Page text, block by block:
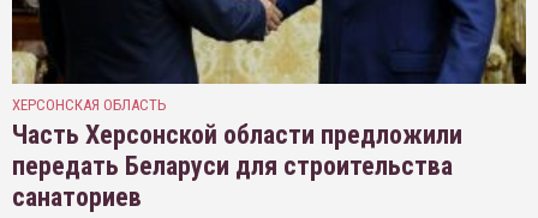
ХЕРСОНСКАЯ ОБЛАСТЬ
Часть Херсонской области предложили
передать Беларуси для строительства
санаториев